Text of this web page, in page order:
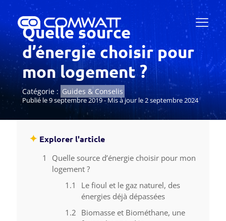
Quelle source
d’énergie choisir pour
mon logement ?
Catégorie : Guides & Conselis
Publié le 9 septembre 2019 - Mis à jour le 2 septembre 2024
✦ Explorer l'article
Quelle source d’énergie choisir pour mon
logement ?
Le fioul et le gaz naturel, des
énergies déjà dépassées
Biomasse et Biométhane, une